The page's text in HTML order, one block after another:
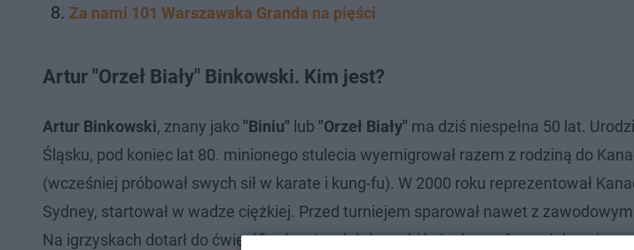
Za nami 101 Warszawska Granda na pięści
Artur "Orzeł Biały" Binkowski. Kim jest?
Artur Binkowski, znany jako "Biniu" lub "Orzeł Biały" ma dziś niespełna 50 lat.
Śląsku, pod koniec lat 80. minionego stulecia wyemigrował razem z rodziną do
(wcześniej próbował swych sił w karate i kung-fu). W 2000 roku reprezentował
Sydney, startował w wadze ciężkiej. Przed turniejem sparował nawet z
Na igrzyskach dotarł do ćwierćfinału, nie zdołał przebić się do strefy medalowej.